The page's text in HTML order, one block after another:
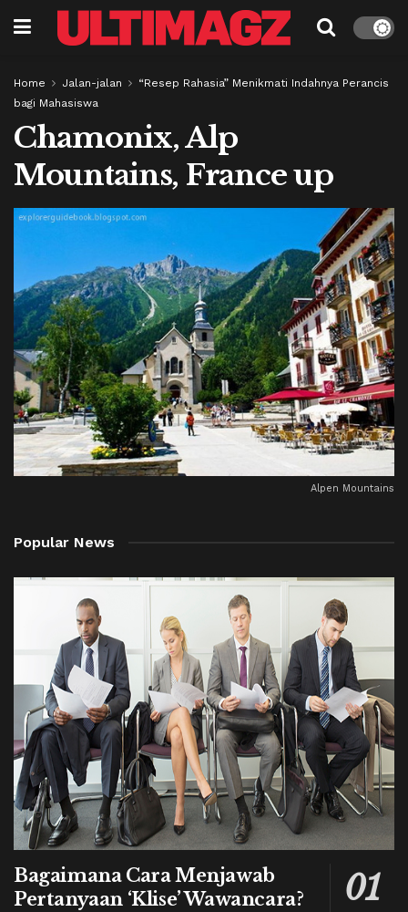
Home Jalan-jalan
“Resep Rahasia” Menikmati Indahnya Perancis
bagi Mahasiswa
Chamonix, Alp
Mountains, France up
Alpen Mountains
Popular News
Bagaimana Cara Menjawab
Pertanyaan ‘Klise’ Wawancara?